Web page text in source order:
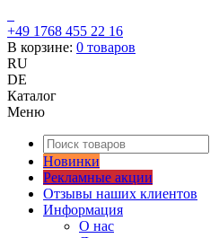
+49 1768 455 22 16
В корзине: 0 товаров
RU
DE
Каталог
Меню
Новинки
Рекламные акции
Отзывы наших клиентов
Информация
О нас